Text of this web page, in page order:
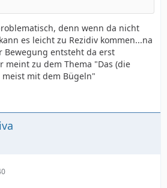
denn wenn da nicht
es leicht zu Rezidiv kommen...na
Bewegung entsteht da erst
meint zu dem Thema "Das (die
mit dem Bügeln"